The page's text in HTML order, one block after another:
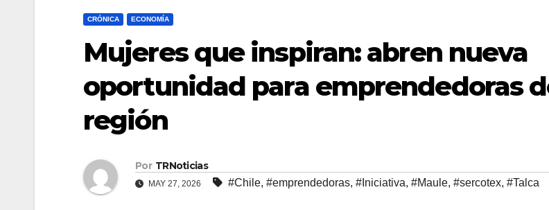
CRÓNICA ECONOMÍA
Mujeres que inspiran: abren nueva
oportunidad para emprendedoras
región
Por TRNoticias
MAY 27, 2026 #Chile, #emprendedoras, #Iniciativa, #Maule, #sercotex, #Talca